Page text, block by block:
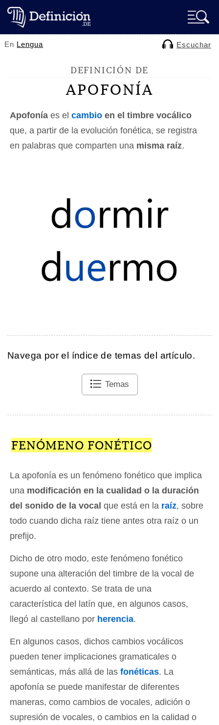
En Lengua Escuchar
DEFINICIÓN DE
APOFONÍA
Apofonía es el cambio en el timbre vocálico
que, a partir de la evolución fonética, se registra
en palabras que comparten una misma raíz.
Navega por el índice de temas del artículo.
Temas
FENÓMENO FONÉTICO
La apofonía es un fenómeno fonético que implica
una modificación en la cualidad o la duración
del sonido de la vocal que está en la raíz, sobre
todo cuando dicha raíz tiene antes otra raíz o un
prefijo.
Dicho de otro modo, este fenómeno fonético
supone una alteración del timbre de la vocal de
acuerdo al contexto. Se trata de una
característica del latín que, en algunos casos,
llegó al castellano por herencia.
En algunos casos, dichos cambios vocálicos
pueden tener implicaciones gramaticales o
semánticas, más allá de las fonéticas. La
apofonía se puede manifestar de diferentes
maneras, como cambios de vocales, adición o
supresión de vocales, o cambios en la calidad o